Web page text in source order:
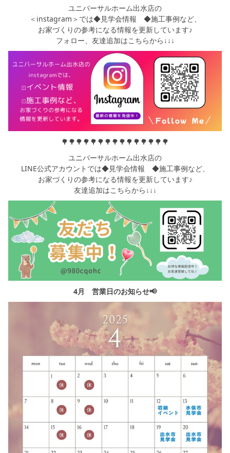
ユニバーサルホーム出水店の
＜instagram＞では◆見学会情報 ◆施工事例など、
お家づくりの参考になる情報を更新しています♪
フォロー、友達追加はこちらから↓↓↓
🌳🌳🌳🌳🌳🌳🌳🌳🌳🌳🌳🌳🌳🌳🌳
ユニバーサルホーム出水店の
LINE公式アカウントでは◆見学会情報 ◆施工事例など、
お家づくりの参考になる情報を更新しています♪
友達追加はこちらから↓↓↓
4月 営業日のお知らせ📢